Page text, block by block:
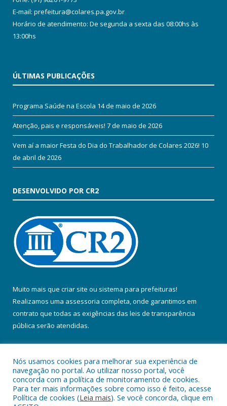
E-mail: prefeitura@colares.pa.gov.br
Horário de atendimento: De segunda a sexta das 08:00hs às
13:00hs
ÚLTIMAS PUBLICAÇÕES
Programa Saúde na Escola 14 de maio de 2026
Atenção, pais e responsáveis! 7 de maio de 2026
Vem aí a maior Festa do Dia do Trabalhador de Colares 2026! 10
de abril de 2026
DESENVOLVIDO POR CR2
Muito mais que criar site ou sistema para prefeituras!
Realizamos uma assessoria completa, onde garantimos em
contrato que todas as exigências das leis de transparência
pública serão atendidas.
Todos os direitos reservados a Prefeitura Municipal de Colares.
Nós usamos cookies para melhorar sua experiência de
navegação no portal. Ao utilizar nosso portal, você
concorda com a política de monitoramento de cookies.
Para ter mais informações sobre como isso é feito, acesse
Política de cookies (Leia mais). Se você concorda, clique em